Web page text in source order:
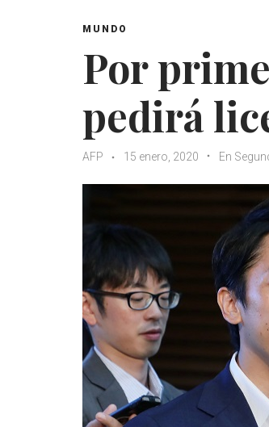
MUNDO
Por
pedirá
AFP 15 enero, 2020 En